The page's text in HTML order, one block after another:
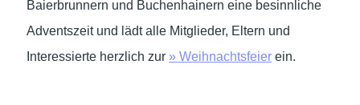
Baierbrunnern und Buchenhainern eine besinnliche
Adventszeit und lädt alle Mitglieder, Eltern und
Interessierte herzlich zur » Weihnachtsfeier ein.